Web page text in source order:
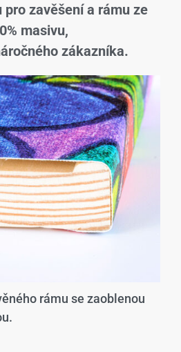
zavěšení a rámu ze
masivu,
zákazníka.
rámu se zaoblenou